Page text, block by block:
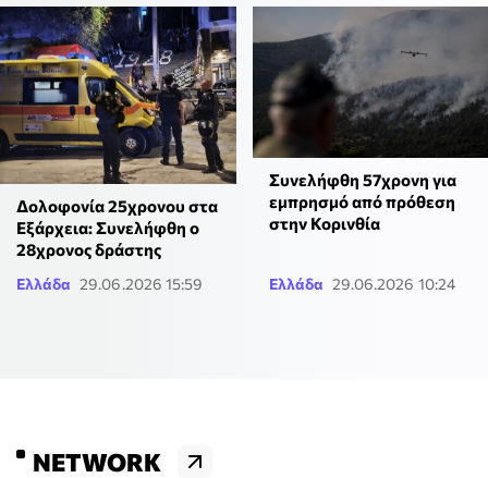
Δολοφονία 25χρονου στα
Εξάρχεια: Συνελήφθη ο
28χρονος δράστης
Ελλάδα 29.06.2026 15:59
Συνελήφθη 57χρονη για
εμπρησμό από πρόθεση
στην Κορινθία
Ελλάδα 29.06.2026 10:24
NETWORK